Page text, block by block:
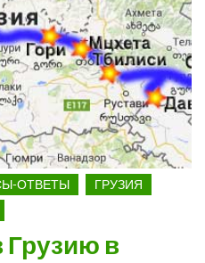
ОТВЕТЫ
ГРУЗИЯ
Грузию в